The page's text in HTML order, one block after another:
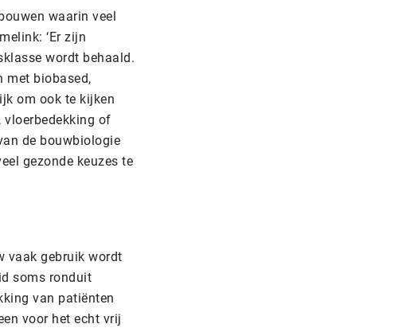
waarin veel
‘Er zijn
wordt behaald.
met biobased,
om ook te kijken
vloerbedekking of
de bouwbiologie
gezonde keuzes te
vaak gebruik wordt
soms ronduit
van patiënten
voor het echt vrij